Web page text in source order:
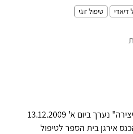
דיאדי טיפול זוגי
הכנס בנושא "מח, טיפול ויצירה" נערך ביום א' 13.12.2009
אירגן בית הספר לטיפול